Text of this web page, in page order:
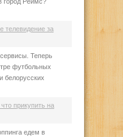
город Реймс?
телевидение за
Теперь
футбольных
белорусских
прикупить на
едем в